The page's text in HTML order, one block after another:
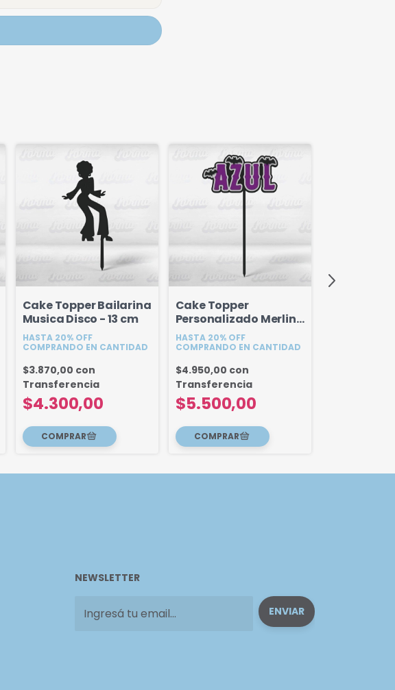
Cake Topper Bailarina
Musica Disco - 13 cm
HASTA 20% OFF
COMPRANDO EN CANTIDAD
$4.300,00
$3.870,00 con
Transferencia
Cake Topper
Personalizado Merlina
- 18 cm
HASTA 20% OFF
COMPRANDO EN CANTIDAD
$5.500,00
$4.950,00 con
Transferencia
NEWSLETTER